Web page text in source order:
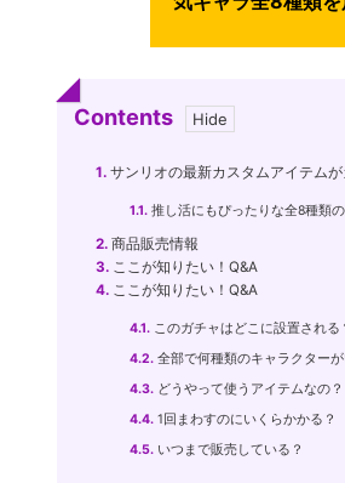
Contents
1. サンリオの最新カスタムアイテムが
1.1. 推し活にもぴったりな全8種類
2. 商品販売情報
3. ここが知りたい！Q&A
4. ここが知りたい！Q&A
4.1. このガチャはどこに設置される
4.2. 全部で何種類のキャラクターが
4.3. どうやって使うアイテムなの？
4.4. 1回まわすのにいくらかかる？
4.5. いつまで販売している？